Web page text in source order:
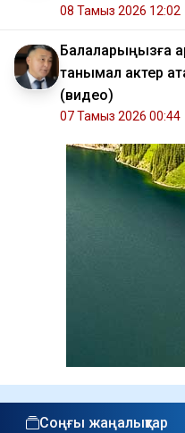
08 Тамыз 2026 12:02
Балаларыңызға
танымал актер
(видео)
07 Тамыз 2026 00:44
Соңғы жаңалықтар